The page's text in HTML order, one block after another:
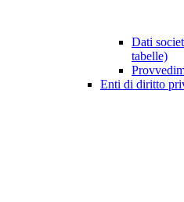
Dati
tabelle)
Enti di diritto